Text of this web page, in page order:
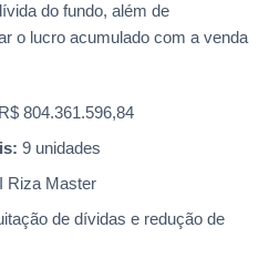
do fundo, além de
o lucro acumulado com a venda
R$ 804.361.596,84
9 unidades
Riza Master
de dívidas e redução de